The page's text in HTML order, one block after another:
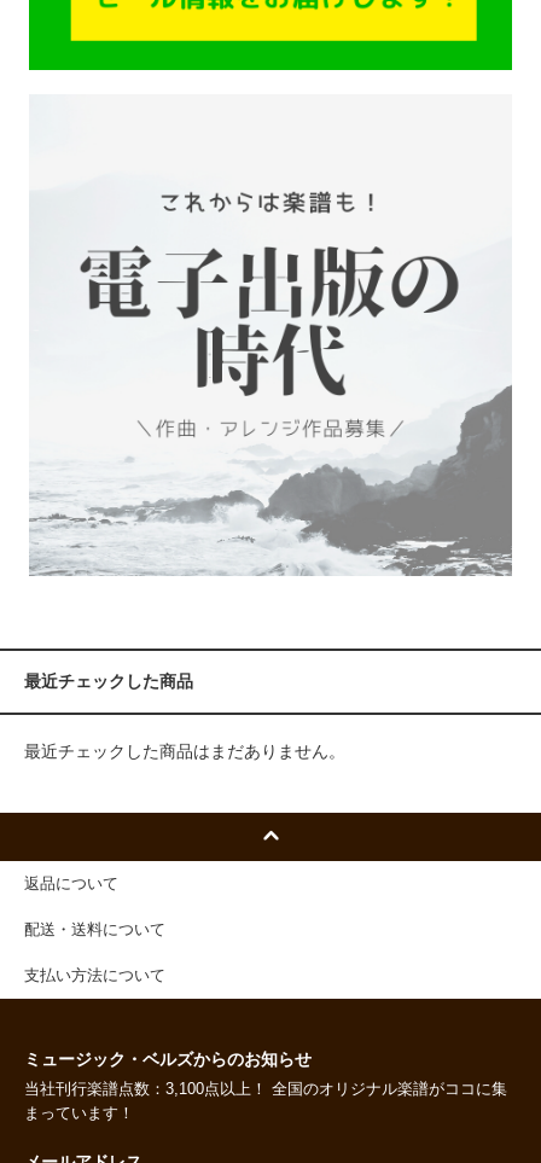
最近チェックした商品
最近チェックした商品はまだありません。
返品について
配送・送料について
支払い方法について
ミュージック・ベルズからのお知らせ
当社刊行楽譜点数：3,100点以上！ 全国のオリジナル楽譜がココに集
まっています！